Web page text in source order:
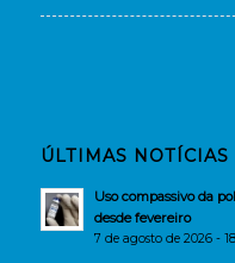
ÚLTIMAS NOTÍCIAS
Uso compassivo da
desde fevereiro
7 de agosto de 2026 -